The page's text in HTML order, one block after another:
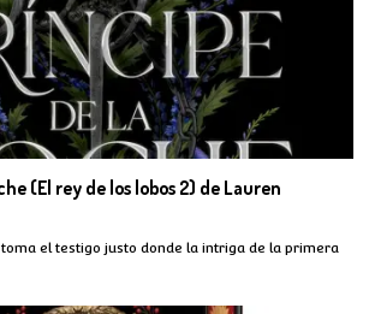
(El rey de los lobos 2) de Lauren
toma el testigo justo donde la intriga de la primera